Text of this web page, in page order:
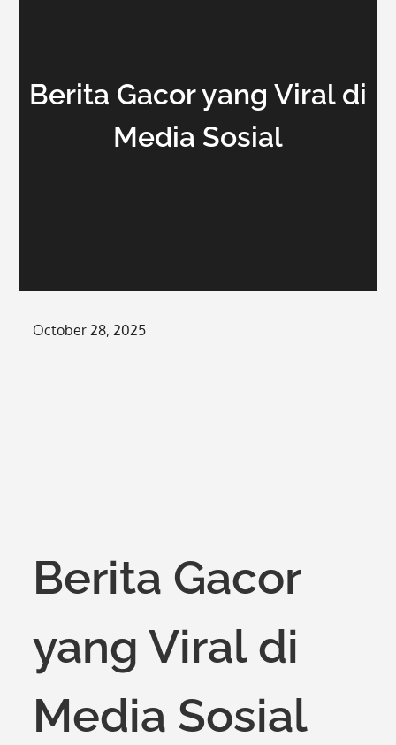
Berita Gacor yang Viral di
Media Sosial
Posted
October 28, 2025
Berita Gacor
yang Viral di
Media Sosial